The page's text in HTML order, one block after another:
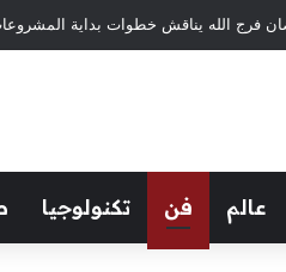
فرج الله يناقش خطوات بداية
عالم فن تكنولوجيا